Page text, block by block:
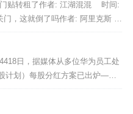
贴转租了作者: 江湖混混 时间:
门，这就倒了吗作者: 阿里克斯
日，据媒体从多位华为员工处
计划）每股分红方案已出炉——